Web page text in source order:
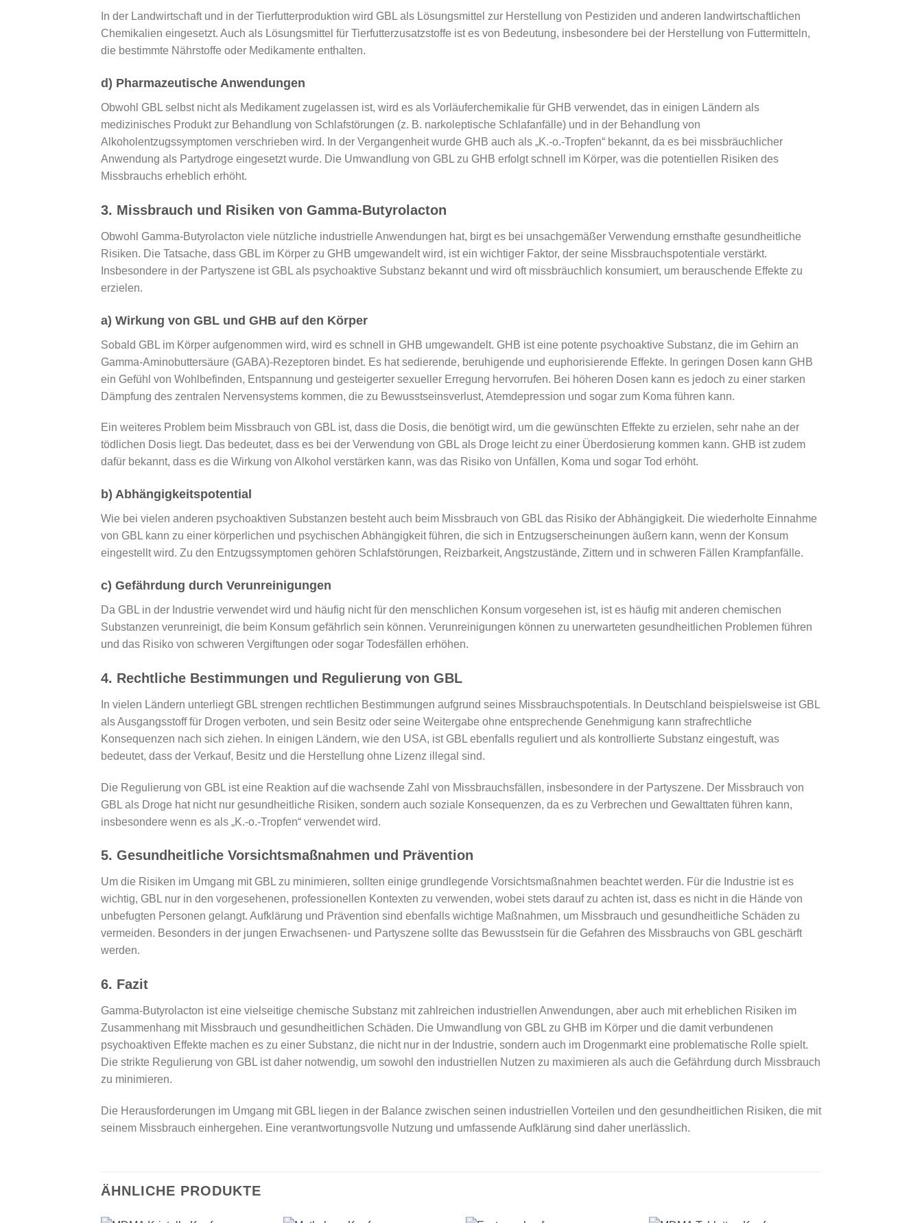
In der Landwirtschaft und in der Tierfutterproduktion wird GBL als Lösungsmittel zur Herstellung von Pestiziden und anderen landwirtschaftlichen
Chemikalien eingesetzt. Auch als Lösungsmittel für Tierfutterzusatzstoffe ist es von Bedeutung, insbesondere bei der Herstellung von Futtermitteln,
die bestimmte Nährstoffe oder Medikamente enthalten.
d) Pharmazeutische Anwendungen
Obwohl GBL selbst nicht als Medikament zugelassen ist, wird es als Vorläuferchemikalie für GHB verwendet, das in einigen Ländern als
medizinisches Produkt zur Behandlung von Schlafstörungen (z. B. narkoleptische Schlafanfälle) und in der Behandlung von
Alkoholentzugssymptomen verschrieben wird. In der Vergangenheit wurde GHB auch als „K.-o.-Tropfen“ bekannt, da es bei missbräuchlicher
Anwendung als Partydroge eingesetzt wurde. Die Umwandlung von GBL zu GHB erfolgt schnell im Körper, was die potentiellen Risiken des
Missbrauchs erheblich erhöht.
3. Missbrauch und Risiken von Gamma-Butyrolacton
Obwohl Gamma-Butyrolacton viele nützliche industrielle Anwendungen hat, birgt es bei unsachgemäßer Verwendung ernsthafte gesundheitliche
Risiken. Die Tatsache, dass GBL im Körper zu GHB umgewandelt wird, ist ein wichtiger Faktor, der seine Missbrauchspotentiale verstärkt.
Insbesondere in der Partyszene ist GBL als psychoaktive Substanz bekannt und wird oft missbräuchlich konsumiert, um berauschende Effekte zu
erzielen.
a) Wirkung von GBL und GHB auf den Körper
Sobald GBL im Körper aufgenommen wird, wird es schnell in GHB umgewandelt. GHB ist eine potente psychoaktive Substanz, die im Gehirn an
Gamma-Aminobuttersäure (GABA)-Rezeptoren bindet. Es hat sedierende, beruhigende und euphorisierende Effekte. In geringen Dosen kann GHB
ein Gefühl von Wohlbefinden, Entspannung und gesteigerter sexueller Erregung hervorrufen. Bei höheren Dosen kann es jedoch zu einer starken
Dämpfung des zentralen Nervensystems kommen, die zu Bewusstseinsverlust, Atemdepression und sogar zum Koma führen kann.
Ein weiteres Problem beim Missbrauch von GBL ist, dass die Dosis, die benötigt wird, um die gewünschten Effekte zu erzielen, sehr nahe an der
tödlichen Dosis liegt. Das bedeutet, dass es bei der Verwendung von GBL als Droge leicht zu einer Überdosierung kommen kann. GHB ist zudem
dafür bekannt, dass es die Wirkung von Alkohol verstärken kann, was das Risiko von Unfällen, Koma und sogar Tod erhöht.
b) Abhängigkeitspotential
Wie bei vielen anderen psychoaktiven Substanzen besteht auch beim Missbrauch von GBL das Risiko der Abhängigkeit. Die wiederholte Einnahme
von GBL kann zu einer körperlichen und psychischen Abhängigkeit führen, die sich in Entzugserscheinungen äußern kann, wenn der Konsum
eingestellt wird. Zu den Entzugssymptomen gehören Schlafstörungen, Reizbarkeit, Angstzustände, Zittern und in schweren Fällen Krampfanfälle.
c) Gefährdung durch Verunreinigungen
Da GBL in der Industrie verwendet wird und häufig nicht für den menschlichen Konsum vorgesehen ist, ist es häufig mit anderen chemischen
Substanzen verunreinigt, die beim Konsum gefährlich sein können. Verunreinigungen können zu unerwarteten gesundheitlichen Problemen führen
und das Risiko von schweren Vergiftungen oder sogar Todesfällen erhöhen.
4. Rechtliche Bestimmungen und Regulierung von GBL
In vielen Ländern unterliegt GBL strengen rechtlichen Bestimmungen aufgrund seines Missbrauchspotentials. In Deutschland beispielsweise ist GBL
als Ausgangsstoff für Drogen verboten, und sein Besitz oder seine Weitergabe ohne entsprechende Genehmigung kann strafrechtliche
Konsequenzen nach sich ziehen. In einigen Ländern, wie den USA, ist GBL ebenfalls reguliert und als kontrollierte Substanz eingestuft, was
bedeutet, dass der Verkauf, Besitz und die Herstellung ohne Lizenz illegal sind.
Die Regulierung von GBL ist eine Reaktion auf die wachsende Zahl von Missbrauchsfällen, insbesondere in der Partyszene. Der Missbrauch von
GBL als Droge hat nicht nur gesundheitliche Risiken, sondern auch soziale Konsequenzen, da es zu Verbrechen und Gewalttaten führen kann,
insbesondere wenn es als „K.-o.-Tropfen“ verwendet wird.
5. Gesundheitliche Vorsichtsmaßnahmen und Prävention
Um die Risiken im Umgang mit GBL zu minimieren, sollten einige grundlegende Vorsichtsmaßnahmen beachtet werden. Für die Industrie ist es
wichtig, GBL nur in den vorgesehenen, professionellen Kontexten zu verwenden, wobei stets darauf zu achten ist, dass es nicht in die Hände von
unbefugten Personen gelangt. Aufklärung und Prävention sind ebenfalls wichtige Maßnahmen, um Missbrauch und gesundheitliche Schäden zu
vermeiden. Besonders in der jungen Erwachsenen- und Partyszene sollte das Bewusstsein für die Gefahren des Missbrauchs von GBL geschärft
werden.
6. Fazit
Gamma-Butyrolacton ist eine vielseitige chemische Substanz mit zahlreichen industriellen Anwendungen, aber auch mit erheblichen Risiken im
Zusammenhang mit Missbrauch und gesundheitlichen Schäden. Die Umwandlung von GBL zu GHB im Körper und die damit verbundenen
psychoaktiven Effekte machen es zu einer Substanz, die nicht nur in der Industrie, sondern auch im Drogenmarkt eine problematische Rolle spielt.
Die strikte Regulierung von GBL ist daher notwendig, um sowohl den industriellen Nutzen zu maximieren als auch die Gefährdung durch Missbrauch
zu minimieren.
Die Herausforderungen im Umgang mit GBL liegen in der Balance zwischen seinen industriellen Vorteilen und den gesundheitlichen Risiken, die mit
seinem Missbrauch einhergehen. Eine verantwortungsvolle Nutzung und umfassende Aufklärung sind daher unerlässlich.
ÄHNLICHE PRODUKTE